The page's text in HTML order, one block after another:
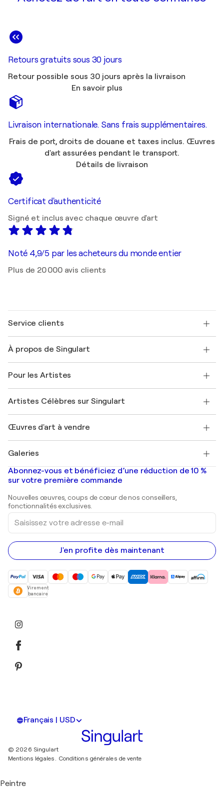
Retours gratuits sous 30 jours
Retour possible sous 30 jours après la livraison
En savoir plus
Livraison internationale. Sans frais supplémentaires.
Frais de port, droits de douane et taxes inclus. Œuvres
d'art assurées pendant le transport.
Détails de livraison
Certificat d'authenticité
Signé et inclus avec chaque œuvre d'art
Noté 4,9/5 par les acheteurs du monde entier
Plus de 20 000 avis clients
Service clients
Expédition
Offrir une carte cadeau
Rejoignez notre programme commercial
Mon compte
+33 1 76 44 06 42
À propos de Singulart
FAQ
Magazine Singulart
Emplois
Découvrez une sélection d'art original
Pour les Artistes
Se connecter en tant qu'Artiste
Artistes Célèbres sur Singulart
Marc Chagall
Banksy
Mr. Brainwash
Shepard Fairey
Œuvres d'art à vendre
Tableaux abstraits à vendre
Peintures de paysage
Estampes
Peintures acryliques
Galeries
Galeries d'art en France
Galeries d'art en Belgique
Abonnez-vous et bénéficiez d’une réduction de 10 %
sur votre première commande
Nouvelles œuvres, coups de cœur de nos conseillers,
fonctionnalités exclusives.
Saisissez
votre
adresse
e-
mail
J'en profite dès maintenant
Virement
bancaire
Français | USD
© 2026 Singulart
Mentions légales. Conditions générales de vente
Peintre